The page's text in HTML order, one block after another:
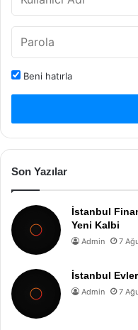
Beni hatırla
Son Yazılar
İstanbul
Yeni Kalbi
Admin 7
İstanbul
Admin 7